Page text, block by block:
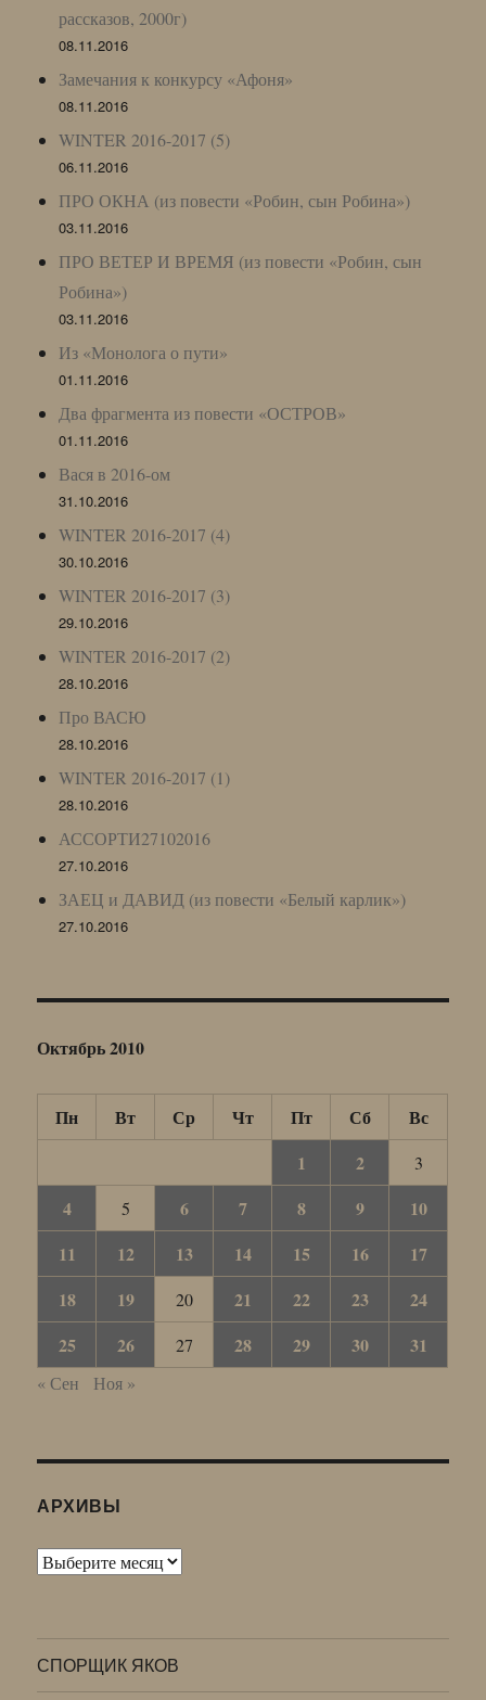
рассказов, 2000г)
08.11.2016
Замечания к конкурсу «Афоня»
08.11.2016
WINTER 2016-2017 (5)
06.11.2016
ПРО ОКНА (из повести «Робин, сын Робина»)
03.11.2016
ПРО ВЕТЕР И ВРЕМЯ (из повести «Робин, сын
Робина»)
03.11.2016
Из «Монолога о пути»
01.11.2016
Два фрагмента из повести «ОСТРОВ»
01.11.2016
Вася в 2016-ом
31.10.2016
WINTER 2016-2017 (4)
30.10.2016
WINTER 2016-2017 (3)
29.10.2016
WINTER 2016-2017 (2)
28.10.2016
Про ВАСЮ
28.10.2016
WINTER 2016-2017 (1)
28.10.2016
АССОРТИ27102016
27.10.2016
ЗАЕЦ и ДАВИД (из повести «Белый карлик»)
27.10.2016
Октябрь 2010
Пн Вт Ср Чт Пт Сб
Вс
1
2 3
4 5 6 7 8 9
10
11
12 13 14 15 16
17
18
19 20 21 22 23
24
25
26 27 28 29 30 31
« Сен Ноя »
АРХИВЫ
Архивы
СПОРЩИК ЯКОВ